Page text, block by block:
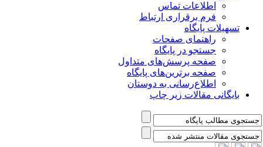
اطلاعات تماس
فرم برقراری ارتباط
تسهیلات پایگاه
راهنمای صفحات
جستجو در پایگاه
صفحه پرسش‌های متداول
صفحه برترین‌های پایگاه
اطلاع‌رسانی به دوستان
بایگانی مقالات زیر چاپ